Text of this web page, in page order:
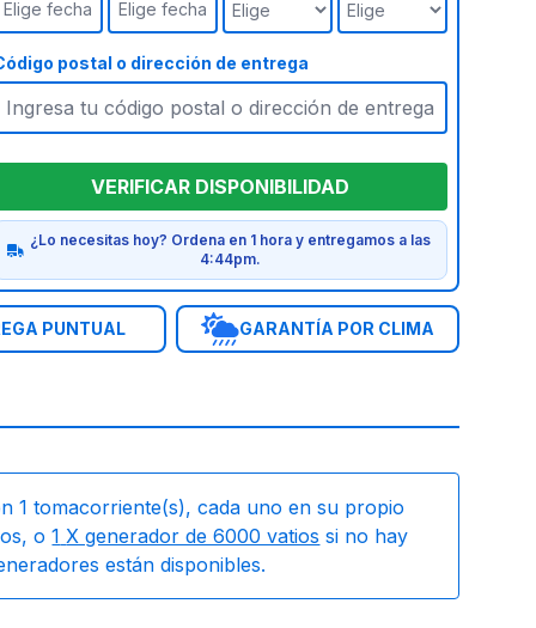
Elige fecha
Elige fecha
postal o dirección de entrega
VERIFICAR DISPONIBILIDAD
¿Lo necesitas hoy? Ordena en 1 hora y entregamos a las
4:44pm.
PUNTUAL GARANTÍA POR CLIMA
1 tomacorriente(s), cada uno en su propio
o 1 X generador de 6000 vatios si no hay
están disponibles.